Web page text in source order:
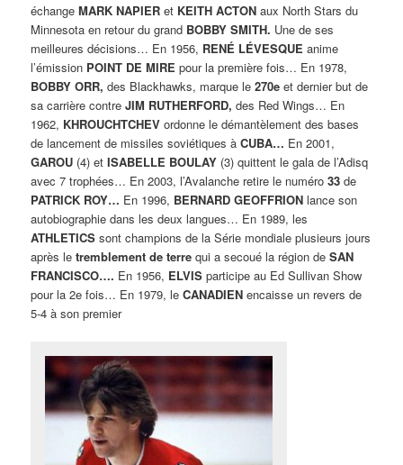
échangeMARK NAPIER et KEITH ACTON aux North Stars du
Minnesota en retour du grand BOBBY SMITH. Une de ses
meilleures décisions… En 1956, RENÉ LÉVESQUE anime
l’émission POINT DE MIRE pour la première fois… En 1978,
BOBBY ORR, des Blackhawks, marque le270e et dernier but de
sa carrière contreJIM RUTHERFORD, des Red Wings… En
1962, KHROUCHTCHEV ordonne le démantèlement des bases
de lancement de missiles soviétiques àCUBA… En 2001,
GAROU (4) etISABELLE BOULAY (3) quittent le gala de l’Adisq
avec 7 trophées… En 2003, l’Avalanche retire le numéro33 de
PATRICK ROY… En 1996, BERNARD GEOFFRION lance son
autobiographie dans les deux langues… En 1989, les
ATHLETICS sont champions de la Série mondiale plusieurs jours
après letremblement de terre qui a secoué la région deSAN
FRANCISCO…. En 1956, ELVIS participe au Ed Sullivan Show
pour la 2e fois… En 1979, leCANADIEN encaisse un revers de
5-4 à son premier